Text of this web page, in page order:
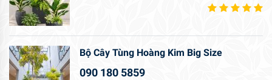
Bộ Cây Tùng Hoàng Kim Big Size
090 180 5859